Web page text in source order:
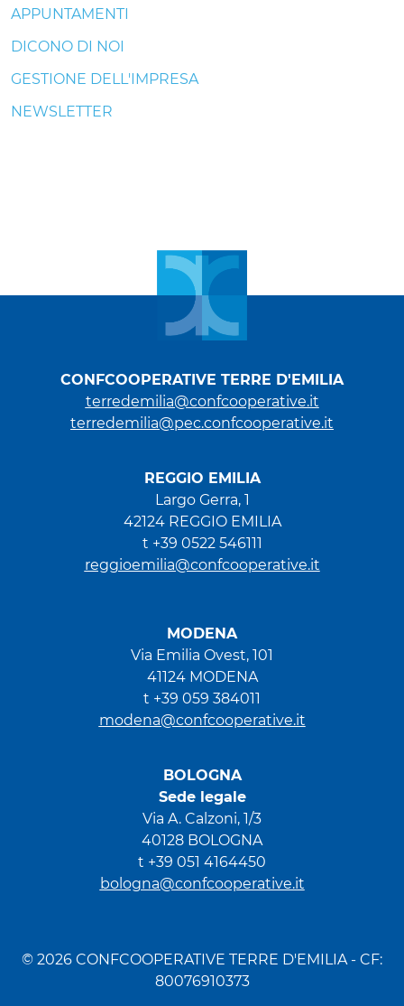
APPUNTAMENTI
DICONO DI NOI
GESTIONE DELL'IMPRESA
NEWSLETTER
CONFCOOPERATIVE TERRE D'EMILIA
terredemilia@confcooperative.it
terredemilia@pec.confcooperative.it
REGGIO EMILIA
Largo Gerra, 1
42124 REGGIO EMILIA
t +39 0522 546111
reggioemilia@confcooperative.it
MODENA
Via Emilia Ovest, 101
41124 MODENA
t +39 059 384011
modena@confcooperative.it
BOLOGNA
Sede legale
Via A. Calzoni, 1/3
40128 BOLOGNA
t +39 051 4164450
bologna@confcooperative.it
© 2026 CONFCOOPERATIVE TERRE D'EMILIA - CF:
80076910373